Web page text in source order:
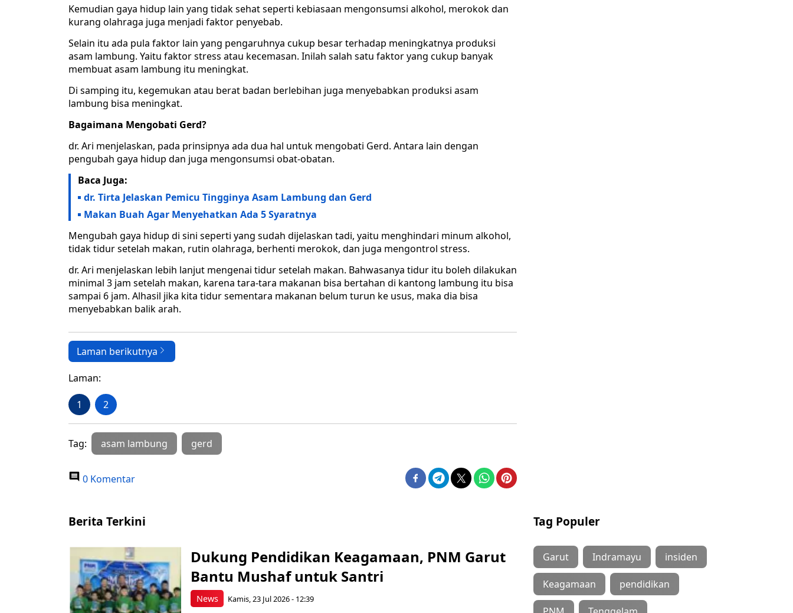
Kemudian gaya hidup lain yang tidak sehat seperti kebiasaan mengonsumsi alkohol, merokok dan
kurang olahraga juga menjadi faktor penyebab.
Selain itu ada pula faktor lain yang pengaruhnya cukup besar terhadap meningkatnya produksi
asam lambung. Yaitu faktor stress atau kecemasan. Inilah salah satu faktor yang cukup banyak
membuat asam lambung itu meningkat.
Di samping itu, kegemukan atau berat badan berlebihan juga menyebabkan produksi asam
lambung bisa meningkat.
Bagaimana Mengobati Gerd?
dr. Ari menjelaskan, pada prinsipnya ada dua hal untuk mengobati Gerd. Antara lain dengan
pengubah gaya hidup dan juga mengonsumsi obat-obatan.
Baca Juga:
dr. Tirta Jelaskan Pemicu Tingginya Asam Lambung dan Gerd
Makan Buah Agar Menyehatkan Ada 5 Syaratnya
Mengubah gaya hidup di sini seperti yang sudah dijelaskan tadi, yaitu menghindari minum alkohol,
tidak tidur setelah makan, rutin olahraga, berhenti merokok, dan juga mengontrol stress.
dr. Ari menjelaskan lebih lanjut mengenai tidur setelah makan. Bahwasanya tidur itu boleh dilakukan
minimal 3 jam setelah makan, karena tara-tara makanan bisa bertahan di kantong lambung itu bisa
sampai 6 jam. Alhasil jika kita tidur sementara makanan belum turun ke usus, maka dia bisa
menyebabkan balik arah.
Laman berikutnya
Laman:
1 2
Tag: asam lambung gerd
0 Komentar
Berita Terkini
News
Dukung Pendidikan Keagamaan, PNM Garut
Bantu Mushaf untuk Santri
Kamis, 23 Jul 2026 - 12:39
Tag Populer
Garut Indramayu insiden
Keagamaan pendidikan